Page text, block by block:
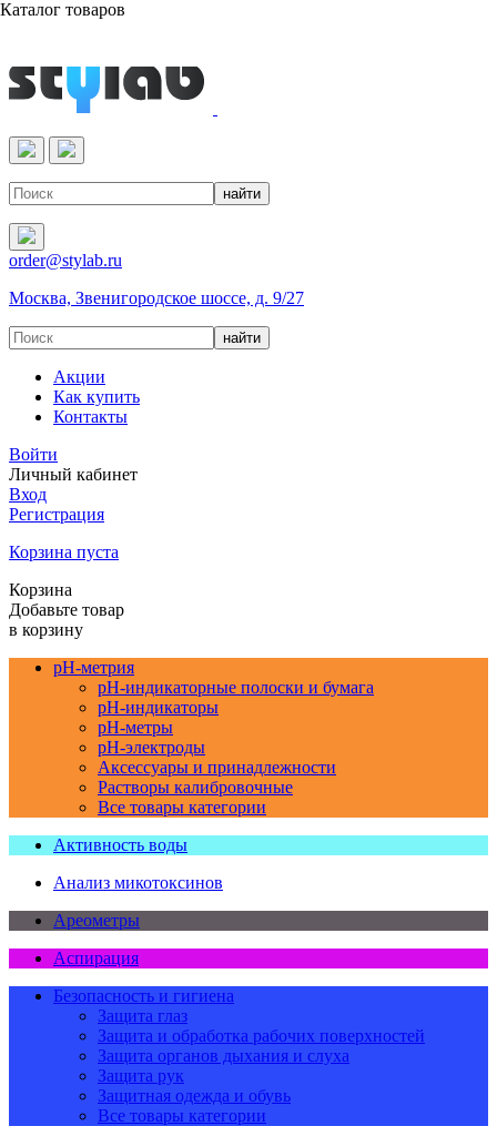
Реактивы & Оборудование
order@stylab.ru
Москва, Звенигородское шоссе, д. 9/27
Акции
Как купить
Контакты
Войти
Личный кабинет
Вход
Регистрация
Корзина пуста
Корзина
Добавьте товар
в корзину
pH-метрия
pH-индикаторные полоски и бумага
pH-индикаторы
pH-метры
pH-электроды
Аксессуары и принадлежности
Растворы калибровочные
Все товары категории
Активность воды
Анализ микотоксинов
Ареометры
Аспирация
Безопасность и гигиена
Защита глаз
Защита и обработка рабочих поверхностей
Защита органов дыхания и слуха
Защита рук
Защитная одежда и обувь
Все товары категории
Каталог товаров